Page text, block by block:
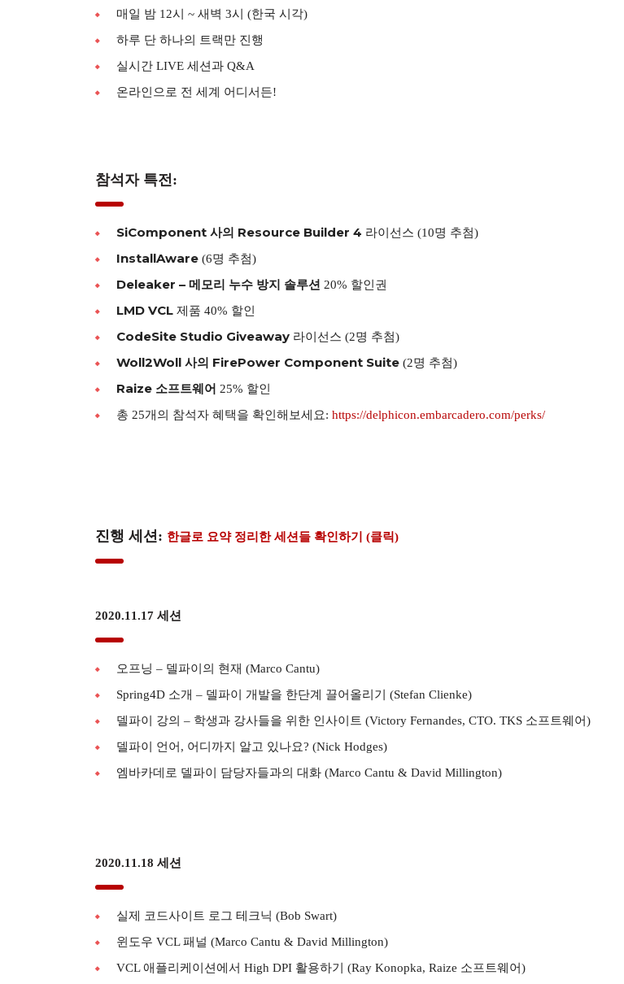
매일 밤 12시 ~ 새벽 3시 (한국 시각)
하루 단 하나의 트랙만 진행
실시간 LIVE 세션과 Q&A
온라인으로 전 세계 어디서든!
참석자 특전:
SiComponent 사의 Resource Builder 4 라이선스 (10명 추첨)
InstallAware (6명 추첨)
Deleaker – 메모리 누수 방지 솔루션 20% 할인권
LMD VCL 제품 40% 할인
CodeSite Studio Giveaway 라이선스 (2명 추첨)
Woll2Woll 사의 FirePower Component Suite (2명 추첨)
Raize 소프트웨어 25% 할인
총 25개의 참석자 혜택을 확인해보세요: https://delphicon.embarcadero.com/perks/
진행 세션: 한글로 요약 정리한 세션들 확인하기 (클릭)
2020.11.17 세션
오프닝 – 델파이의 현재 (Marco Cantu)
Spring4D 소개 – 델파이 개발을 한단계 끌어올리기 (Stefan Clienke)
델파이 강의 – 학생과 강사들을 위한 인사이트 (Victory Fernandes, CTO. TKS 소프트웨어)
델파이 언어, 어디까지 알고 있나요? (Nick Hodges)
엠바카데로 델파이 담당자들과의 대화 (Marco Cantu & David Millington)
2020.11.18 세션
실제 코드사이트 로그 테크닉 (Bob Swart)
윈도우 VCL 패널 (Marco Cantu & David Millington)
VCL 애플리케이션에서 High DPI 활용하기 (Ray Konopka, Raize 소프트웨어)